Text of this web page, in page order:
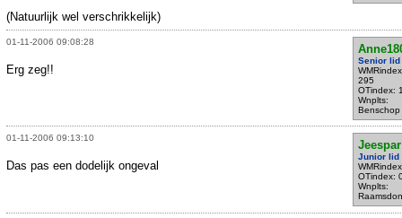
(Natuurlijk wel verschrikkelijk)
01-11-2006 09:08:28
Senior lid
295
OTindex:
Wnplts:
Benschop
Erg zeg!!
01-11-2006 09:13:10
Jeespar
Junior lid
OTindex:
Wnplts:
Das pas een dodelijk ongeval